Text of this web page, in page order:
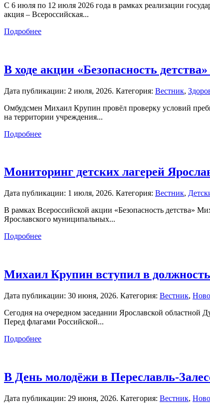
С 6 июля по 12 июля 2026 года в рамках реализации
акция – Всероссийская...
Подробнее
В ходе акции «Безопасность
Дата публикации: 2 июля, 2026. Категория: Вестник,
Омбудсмен Михаил Крупин провёл проверку условий
на территории учреждения...
Подробнее
Мониторинг детских лагерей
Дата публикации: 1 июля, 2026. Категория: Вестник,
В рамках Всероссийской акции «Безопасность детства»
Ярославского муниципальных...
Подробнее
Михаил Крупин вступил в
Дата публикации: 30 июня, 2026. Категория: Вестник,
Сегодня на очередном заседании Ярославской
Перед флагами Российской...
Подробнее
В День молодёжи в Переславль-
Дата публикации: 29 июня, 2026. Категория: Вестник,